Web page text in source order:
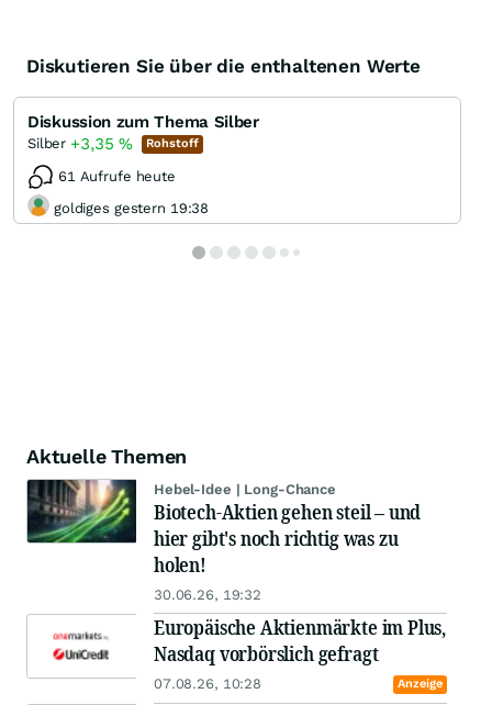
Diskutieren Sie über die enthaltenen Werte
Diskussion zum Thema Silber
Silber +3,35% Rohstoff
61 Aufrufe heute
goldiges gestern 19:38
Aktuelle Themen
Hebel-Idee | Long-Chance
Biotech-Aktien gehen steil – und
hier gibt's noch richtig was zu
holen!
30.06.26, 19:32
Europäische Aktienmärkte im Plus,
Nasdaq vorbörslich gefragt
07.08.26, 10:28 Anzeige